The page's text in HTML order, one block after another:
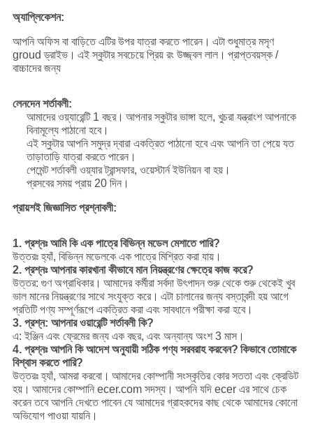
অ্যাপ্লিকেশন:
আপনি অফিস বা বাড়িতে এটির উপর যাত্রা করতে পারেন। এটা শুধুমাত্র মসৃণ
groud ড্রাইভ। এই স্কুটার সবচেয়ে প্রিয় রং উজ্জ্বল লাল। প্রাপ্তবয়স্ক /
বাচ্চাদের জন্য
লেনদেন শর্তাবলী:
আমাদের ওয়্যারেন্টি 1 বছর। আপনার স্কুটার ভাঙ্গা হলে, খুচরা যন্ত্রাংশ আপনাকে
বিনামূল্যে পাঠানো হবে।
এই স্কুটার আপনি সমুদ্র দ্বারা একত্রিত পাঠানো হবে এবং আপনি তা পেয়ে যত
তাড়াতাড়ি যাত্রা করতে পারেন।
পেমেন্ট শর্তাবলী ওয়্যার ট্রান্সফার, ওয়েস্টার্ন ইউনিয়ন বা হয়।
প্রসবের সময় প্রায় 20 দিন।
প্রায়শই জিজ্ঞাসিত প্রশ্নাবলী:
1. প্রশ্নঃ আমি কি এক পাত্রে বিভিন্ন মডেল মেশাতে পারি?
উত্তরঃ হ্যাঁ, বিভিন্ন মডেলকে এক পাত্রে মিশ্রিত করা যায়।
2. প্রশ্নঃ আপনার কারখানা কীভাবে মান নিয়ন্ত্রণের ক্ষেত্রে কাজ করে?
উত্তর: গুণ অগ্রাধিকার। আমাদের কর্মীরা সর্বদা উৎপাদন শুরু থেকে শুরু থেকেই খুব
ভাল মানের নিয়ন্ত্রণের সাথে সংযুক্ত করে। এটা চালানের জন্য বস্তাবন্দী হয় আগে
প্রতিটি পণ্য সম্পূর্ণরূপে একত্রিত করা এবং সাবধানে পরীক্ষা করা হবে।
3. প্রশ্ন: আপনার ওয়ারেন্টি শর্তাবলী কি?
এ: ইঞ্জিন এবং ফ্রেমের জন্য এক বছর, এবং অন্যান্য অংশ 3 মাস।
4. প্রশ্নঃ আপনি কি আদেশ অনুযায়ী সঠিক পণ্য সরবরাহ করবেন? কিভাবে তোমাকে
বিশ্বাস করতে পারি?
উত্তরঃ হ্যাঁ, আমরা করবো। আমাদের কোম্পানী সংস্কৃতির কোর সততা এবং ক্রেডিট
হয়। আমাদের কোম্পানি ecer.com সদস্য। আপনি যদি ecer এর সাথে চেক
করেন তবে আপনি দেখতে পাবেন যে আমাদের গ্রাহকদের কাছ থেকে আমাদের কোনো
অভিযোগ পাওয়া যায়নি।